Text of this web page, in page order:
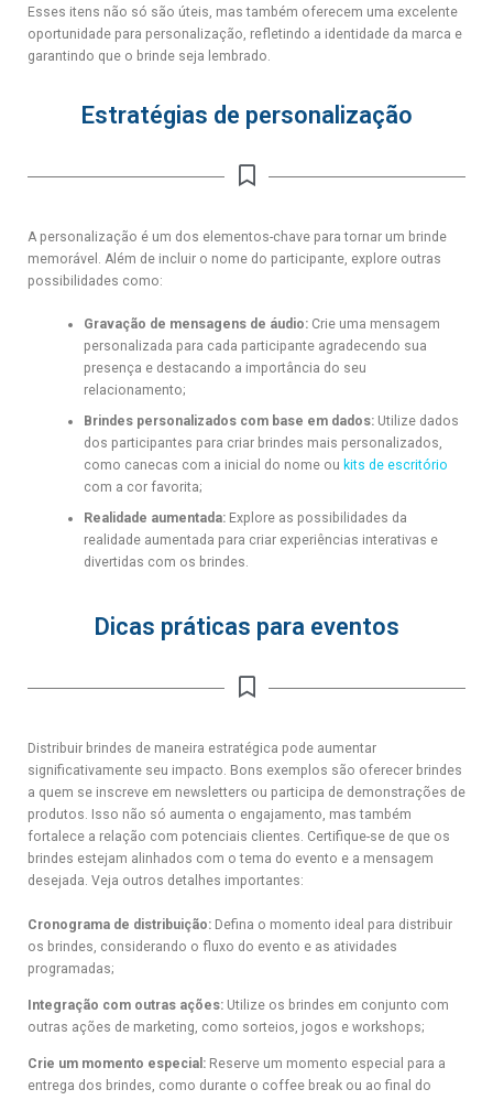
Esses itens não só são úteis, mas também oferecem uma excelente
oportunidade para personalização, refletindo a identidade da marca e
garantindo que o brinde seja lembrado.
Estratégias de personalização
A personalização é um dos elementos-chave para tornar um brinde
memorável. Além de incluir o nome do participante, explore outras
possibilidades como:
Gravação de mensagens de áudio:Crie uma mensagem
personalizada para cada participante agradecendo sua
presença e destacando a importância do seu
relacionamento;
Brindes personalizados com base em dados:Utilize dados
dos participantes para criar brindes mais personalizados,
como canecas com a inicial do nome ou kits de escritório
com a cor favorita;
Realidade aumentada:Explore as possibilidades da
realidade aumentada para criar experiências interativas e
divertidas com os brindes.
Dicas práticas para eventos
Distribuir brindes de maneira estratégica pode aumentar
significativamente seu impacto. Bons exemplos são oferecer brindes
a quem se inscreve em newsletters ou participa de demonstrações de
produtos. Isso não só aumenta o engajamento, mas também
fortalece a relação com potenciais clientes. Certifique-se de que os
brindes estejam alinhados com o tema do evento e a mensagem
desejada. Veja outros detalhes importantes:
Cronograma de distribuição: Defina o momento ideal para distribuir
os brindes, considerando o fluxo do evento e as atividades
programadas;
Integração com outras ações: Utilize os brindes em conjunto com
outras ações de marketing, como sorteios, jogos e workshops;
Crie um momento especial: Reserve um momento especial para a
entrega dos brindes, como durante o coffee break ou ao final do